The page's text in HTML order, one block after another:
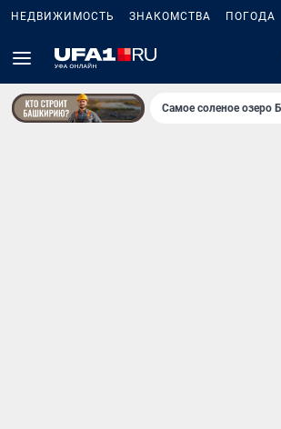
НЕДВИЖИМОСТЬ ЗНАКОМСТВА ПОГОДА
Самое соленое озеро